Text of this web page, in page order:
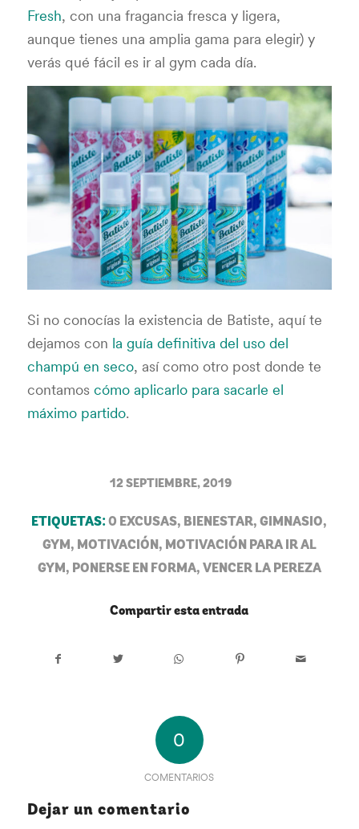
Fresh, con una fragancia fresca y ligera,
aunque tienes una amplia gama para elegir) y
verás qué fácil es ir al gym cada día.
Si no conocías la existencia de Batiste, aquí te
dejamos con la guía definitiva del uso del
champú en seco, así como otro post donde te
contamos cómo aplicarlo para sacarle el
máximo partido.
12 SEPTIEMBRE, 2019
/
ETIQUETAS: 0 EXCUSAS, BIENESTAR,GIMNASIO,
GYM, MOTIVACIÓN, MOTIVACIÓN PARA IR AL
GYM, PONERSE EN FORMA, VENCER LA PEREZA
Compartir esta entrada
0
COMENTARIOS
Dejar un comentario